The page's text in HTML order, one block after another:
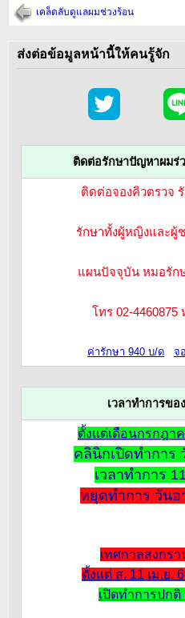
เคล็ดลับดูแลผมช่วงร้อน
ส่งต่อข้อมูลหน้านี้ให้คนรู้จัก
ติดต่อรักษาปัญหาผมร่
ติดต่อจองคิวตรวจ
รักษาทั้งผู้หญิงและผู้
แผนปัจจุบัน หมอรัก
โทร 02-4460875
ค่ารักษา 940 บ/ด จ
เวลาทำการข
ตั้งแต่เดือนกรกฎา
คลินิกเปิดทำการ
เวลาทำการ
หยุดทำการ วัน
เทศกาลสงกร
ตั้งแต่ ส. 11 เม.ย.
เปิดทำการปกติ